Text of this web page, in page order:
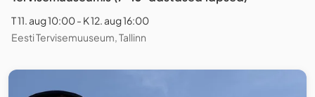
T 11. aug 10:00 - K 12. aug 16:00
Eesti Tervisemuuseum, Tallinn